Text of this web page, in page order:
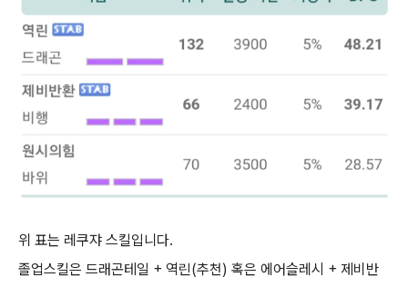
위 표는 레쿠쟈 스킬입니다.
졸업스킬은 드래곤테일 + 역린(추천) 혹은 에어슬레시 + 제비반